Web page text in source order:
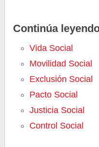
Continúa
Vida Social
Movilidad Social
Exclusión Social
Pacto Social
Justicia Social
Control Social